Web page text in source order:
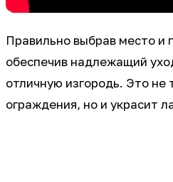
Правильно выбрав место и
обеспечив надлежащий
отличную изгородь. Это
ограждения, но и украсит